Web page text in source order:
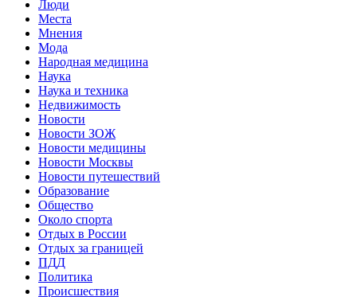
Люди
Места
Мнения
Мода
Народная медицина
Наука
Наука и техника
Недвижимость
Новости
Новости ЗОЖ
Новости медицины
Новости Москвы
Новости путешествий
Образование
Общество
Около спорта
Отдых в России
Отдых за границей
ПДД
Политика
Происшествия